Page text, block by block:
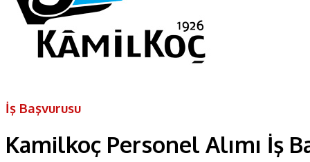
İş Başvurusu
Kamilkoç Personel Alımı İş